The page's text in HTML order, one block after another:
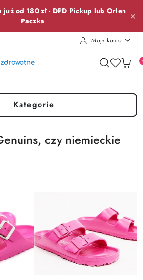
głównej
konto
głównego
już od 180 zł - DPD Pickup lub Orlen
Paczka
Moje konto
Kategorie
czy niemieckie